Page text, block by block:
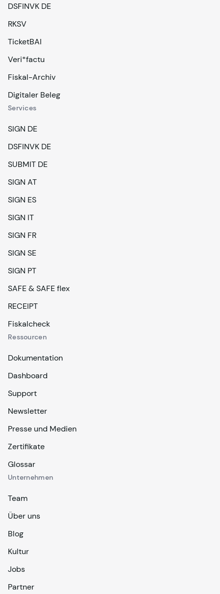
DSFINVK DE
RKSV
TicketBAI
Veri*factu
Fiskal-Archiv
Digitaler Beleg
Services
SIGN DE
DSFINVK DE
SUBMIT DE
SIGN AT
SIGN ES
SIGN IT
SIGN FR
SIGN SE
SIGN PT
SAFE & SAFE flex
RECEIPT
Fiskalcheck
Ressourcen
Dokumentation
Dashboard
Support
Newsletter
Presse und Medien
Zertifikate
Glossar
Unternehmen
Team
Über uns
Blog
Kultur
Jobs
Partner